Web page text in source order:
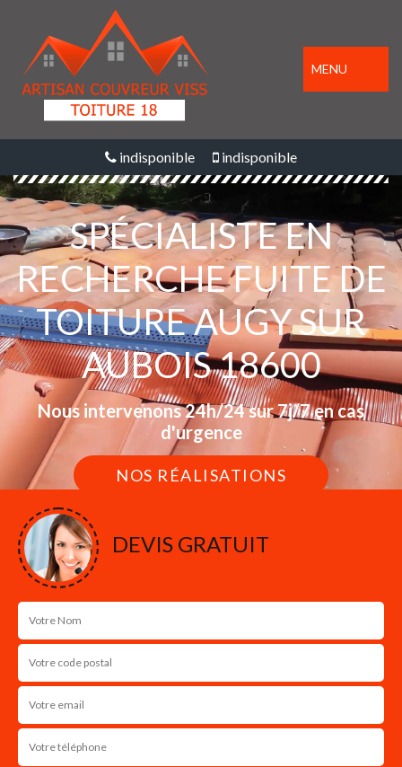
MENU
indisponible indisponible
SPÉCIALISTE EN
RECHERCHE FUITE DE
TOITURE AUGY SUR
AUBOIS 18600
Nous intervenons 24h/24 sur 7j/7 en cas
d'urgence
NOS RÉALISATIONS
DEVIS GRATUIT